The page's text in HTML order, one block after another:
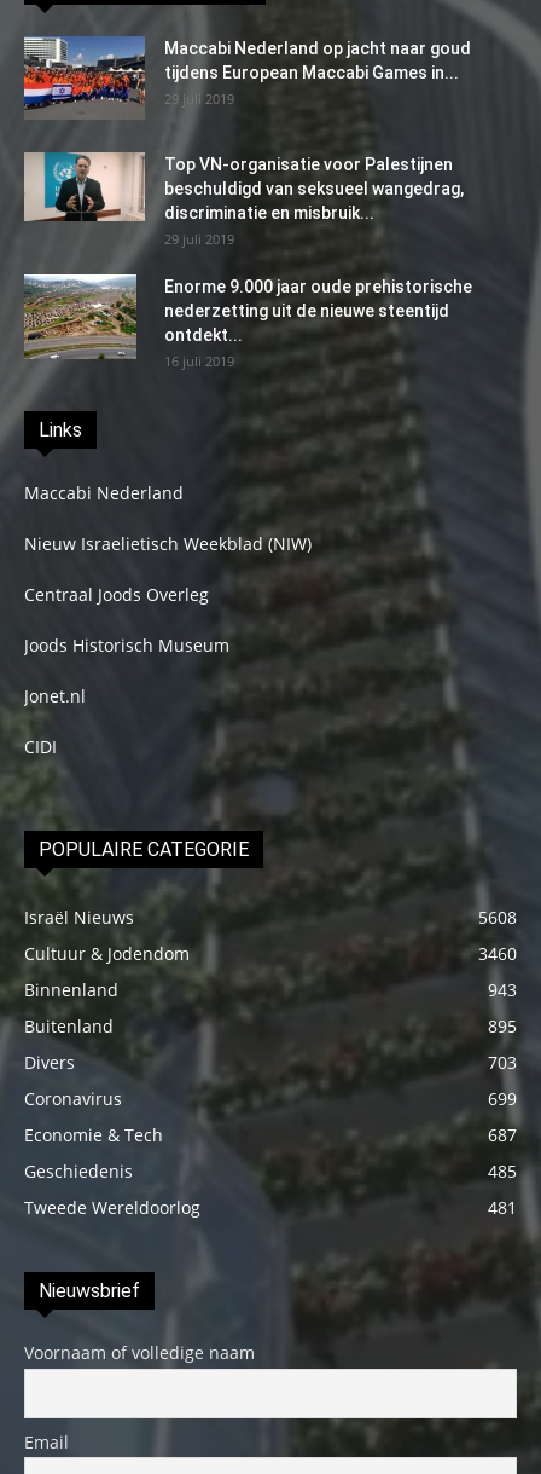
Maccabi Nederland op jacht naar goud
tijdens European Maccabi Games in...
29 juli 2019
Top VN-organisatie voor Palestijnen
beschuldigd van seksueel wangedrag,
discriminatie en misbruik...
29 juli 2019
Enorme 9.000 jaar oude prehistorische
nederzetting uit de nieuwe steentijd
ontdekt...
16 juli 2019
Links
Maccabi Nederland
Nieuw Israelietisch Weekblad (NIW)
Centraal Joods Overleg
Joods Historisch Museum
Jonet.nl
CIDI
POPULAIRE CATEGORIE
Israël Nieuws
5608
Cultuur & Jodendom
3460
Binnenland
943
Buitenland
895
Divers
703
Coronavirus
699
Economie & Tech
687
Geschiedenis
485
Tweede Wereldoorlog
481
Nieuwsbrief
Voornaam of volledige naam
Email